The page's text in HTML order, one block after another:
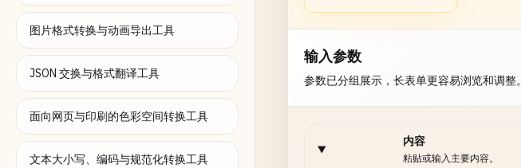
图片格式转换与动画导出工具
JSON 交换与格式翻译工具
面向网页与印刷的色彩空间转换工具
文本大小写、编码与规范化转换工具
输入参数
参数已分组展示，长表单更容易浏览和调整。
内容
粘贴或输入主要内容。